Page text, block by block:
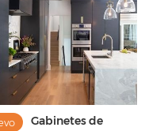
Gabinetes de